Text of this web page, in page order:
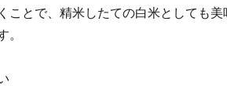
ことで、精米したての白米としても美
。